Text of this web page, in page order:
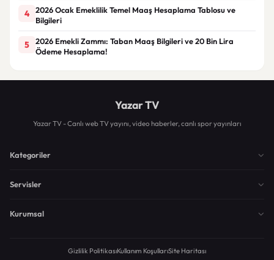
4
2026 Ocak Emeklilik Temel Maaş Hesaplama Tablosu ve
Bilgileri
5
2026 Emekli Zammı: Taban Maaş Bilgileri ve 20 Bin Lira
Ödeme Hesaplama!
Yazar TV
Yazar TV - Canlı web TV yayını, video haberler, canlı spor yayınları
Kategoriler
Servisler
Kurumsal
Gizlilik PolitikasıKullanım KoşullarıSite Haritası